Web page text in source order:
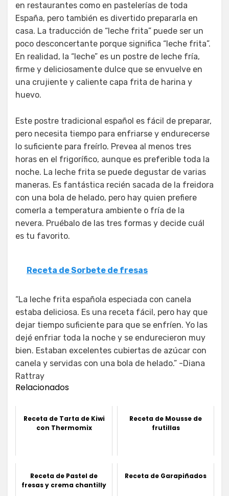
en restaurantes como en pastelerías de toda
España, pero también es divertido prepararla en
casa. La traducción de “leche frita” puede ser un
poco desconcertante porque significa “leche frita”.
En realidad, la “leche” es un postre de leche fría,
firme y deliciosamente dulce que se envuelve en
una crujiente y caliente capa frita de harina y
huevo.
Este postre tradicional español es fácil de preparar,
pero necesita tiempo para enfriarse y endurecerse
lo suficiente para freírlo. Prevea al menos tres
horas en el frigorífico, aunque es preferible toda la
noche. La leche frita se puede degustar de varias
maneras. Es fantástica recién sacada de la freidora
con una bola de helado, pero hay quien prefiere
comerla a temperatura ambiente o fría de la
nevera. Pruébalo de las tres formas y decide cuál
es tu favorito.
Receta de Sorbete de fresas
“La leche frita española especiada con canela
estaba deliciosa. Es una receta fácil, pero hay que
dejar tiempo suficiente para que se enfríen. Yo las
dejé enfriar toda la noche y se endurecieron muy
bien. Estaban excelentes cubiertas de azúcar con
canela y servidas con una bola de helado.” -Diana
Rattray
Relacionados
Receta de Tarta de Kiwi
con Thermomix
Receta de Mousse de
frutillas
Receta de Pastel de
fresas y crema chantilly
Receta de Garapiñados